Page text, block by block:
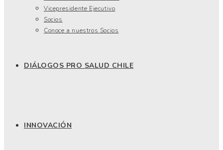
Vicepresidente Ejecutivo
Socios
Conoce a nuestros Socios
DIÁLOGOS PRO SALUD CHILE
INNOVACIÓN